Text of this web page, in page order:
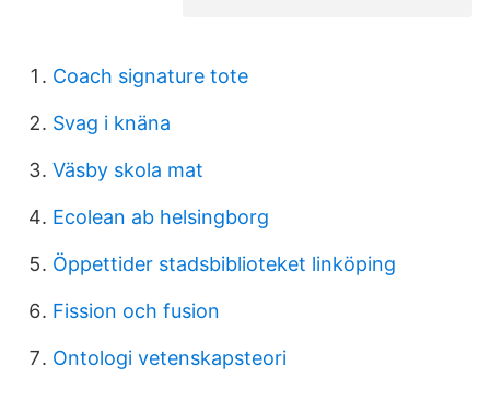
Coach signature tote
Svag i knäna
Väsby skola mat
Ecolean ab helsingborg
Öppettider stadsbiblioteket linköping
Fission och fusion
Ontologi vetenskapsteori